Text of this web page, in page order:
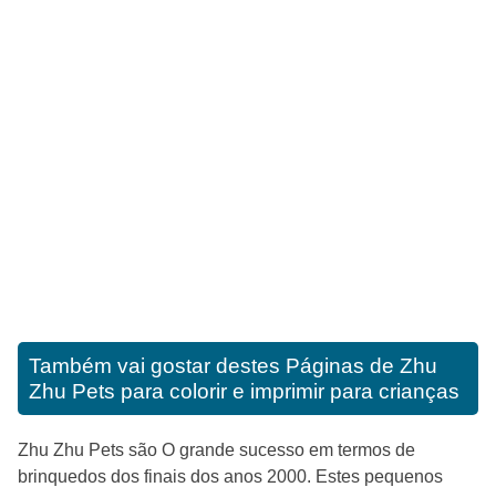
Também vai gostar destes Páginas de Zhu
Zhu Pets para colorir e imprimir para crianças
Zhu Zhu Pets são O grande sucesso em termos de
brinquedos dos finais dos anos 2000. Estes pequenos